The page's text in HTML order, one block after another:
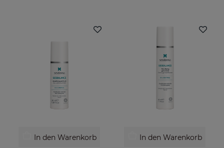
In den Warenkorb In den Warenkorb